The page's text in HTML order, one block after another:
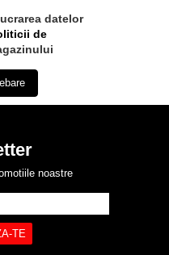
datelor
de
noastre